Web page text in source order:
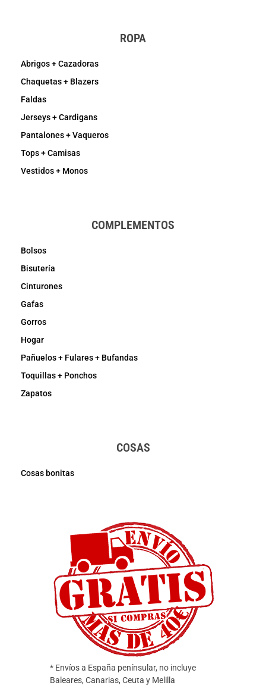
ROPA
Abrigos + Cazadoras
Chaquetas + Blazers
Faldas
Jerseys + Cardigans
Pantalones + Vaqueros
Tops + Camisas
Vestidos + Monos
COMPLEMENTOS
Bolsos
Bisutería
Cinturones
Gafas
Gorros
Hogar
Pañuelos + Fulares + Bufandas
Toquillas + Ponchos
Zapatos
COSAS
Cosas bonitas
* Envíos a España penínsular, no incluye
Baleares, Canarias, Ceuta y Melilla